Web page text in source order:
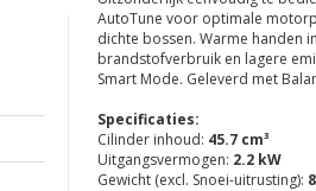
AutoTune voor optimale
dichte bossen. Warme handen
brandstofverbruik en lagere
Smart Mode. Geleverd met
Specificaties:
Cilinder inhoud: 45.7 cm³
Uitgangsvermogen: 2.2 kW
Gewicht (excl. Snoei-uitrusting):